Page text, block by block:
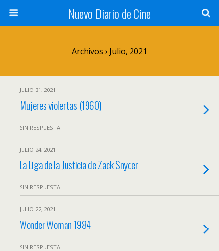
Nuevo Diario de Cine
Archivos › Julio, 2021
JULIO 31, 2021
Mujeres violentas (1960)
SIN RESPUESTA
JULIO 24, 2021
La Liga de la Justicia de Zack Snyder
SIN RESPUESTA
JULIO 22, 2021
Wonder Woman 1984
SIN RESPUESTA